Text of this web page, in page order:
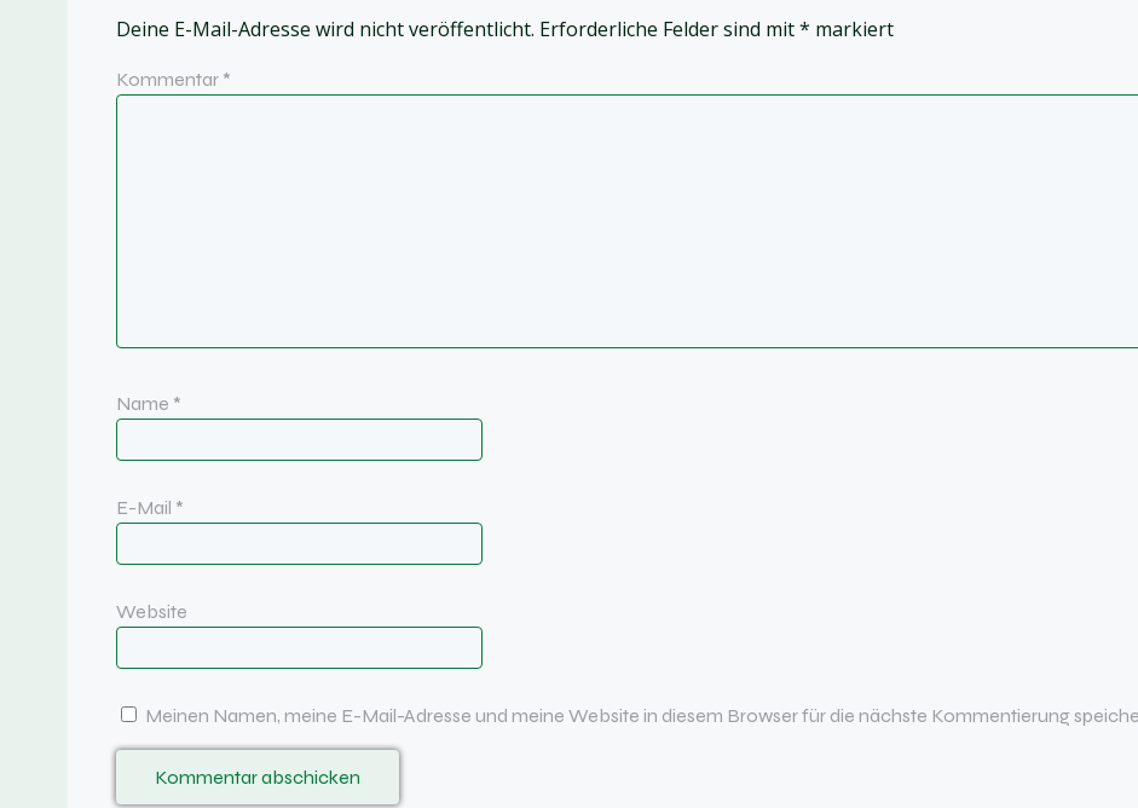
Deine E-Mail-Adresse wird nicht veröffentlicht. Erforderliche Felder sind mit* markiert
Kommentar *
Name *
E-Mail *
Website
Meinen Namen, meine E-Mail-Adresse und meine Website in diesem Browser für die nächste Kommentierung